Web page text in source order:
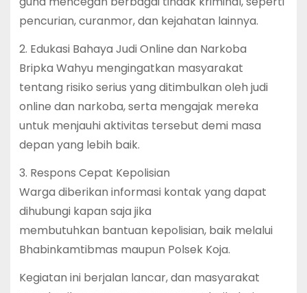
pencurian, curanmor, dan kejahatan lainnya.
2. Edukasi Bahaya Judi Online dan Narkoba
Bripka Wahyu mengingatkan masyarakat
tentang risiko serius yang ditimbulkan oleh judi
online dan narkoba, serta mengajak mereka
untuk menjauhi aktivitas tersebut demi masa
depan yang lebih baik.
3. Respons Cepat Kepolisian
Warga diberikan informasi kontak yang dapat
dihubungi kapan saja jika
membutuhkan bantuan kepolisian, baik melalui
Bhabinkamtibmas maupun Polsek Koja.
Kegiatan ini berjalan lancar, dan masyarakat